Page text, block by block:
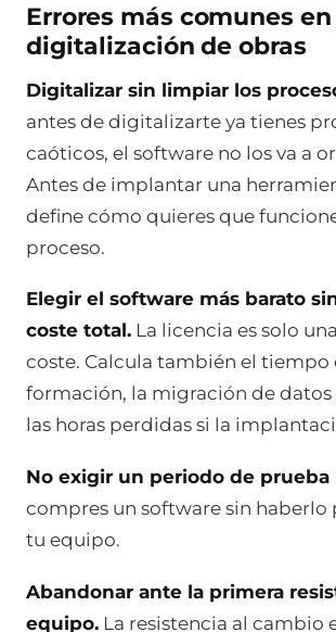
Errores más comunes en
digitalización de obras
Digitalizar sin limpiar los
antes de digitalizarte ya tienes
caóticos, el software no los va a
Antes de implantar una
define cómo quieres que
proceso.
Elegir el software más barato
coste total. La licencia es solo
coste. Calcula también el tiempo
formación, la migración de datos
las horas perdidas si la
No exigir un periodo de prueba
compres un software sin haberlo
tu equipo.
Abandonar ante la primera
equipo. La resistencia al cambio